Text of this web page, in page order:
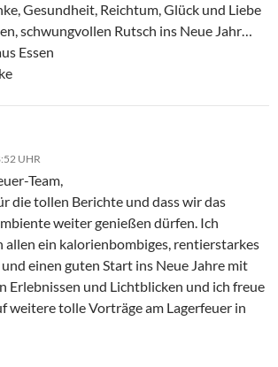
Gesundheit, Reichtum, Glück und Liebe
schwungvollen Rutsch ins Neue Jahr…
Essen
UHR
Team,
die tollen Berichte und dass wir das
weiter genießen dürfen. Ich
allen ein kalorienbombiges, rentierstarkes
einen guten Start ins Neue Jahre mit
Erlebnissen und Lichtblicken und ich freue
weitere tolle Vorträge am Lagerfeuer in